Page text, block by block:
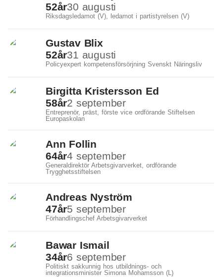
52år30 augusti
Riksdagsledamot (V), ledamot i partistyrelsen (V)
Gustav Blix
52år31 augusti
Policyexpert kompetensförsörjning Svenskt Näringsliv
Birgitta Kristersson Ed
58år2 september
Entreprenör, präst, förste vice ordförande Stiftelsen
Europaskolan
Ann Follin
64år4 september
Generaldirektör Arbetsgivarverket, ordförande
Trygghetsstiftelsen
Andreas Nyström
47år5 september
Förhandlingschef Arbetsgivarverket
Bawar Ismail
34år6 september
Politiskt sakkunnig hos utbildnings- och
integrationsminister Simona Mohamsson (L)